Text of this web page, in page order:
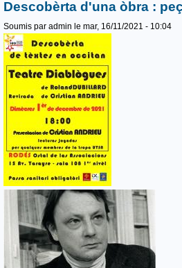
Descobèrta d'una òbra :
Soumis par admin le mar, 16/11/2021 - 10:04